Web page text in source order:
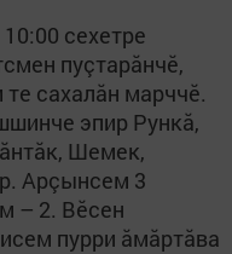
сехетре
пуçтарăнчӗ,
сахалăн марччӗ.
эпир Рункă,
Шемек,
Арçынсем 3
– 2. Вӗсен
пурри ăмăртăва